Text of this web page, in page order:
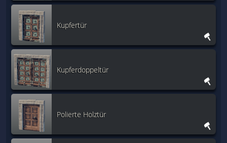
Kupfertür
Kupferdoppeltür
Polierte Holztür